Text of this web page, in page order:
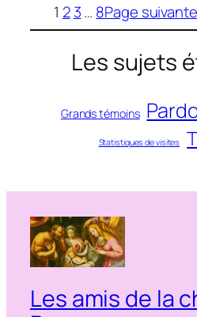
1 2 3… 8Page suivante
Les sujets
Grands témoins
Statistiques de visites
Les amis de la